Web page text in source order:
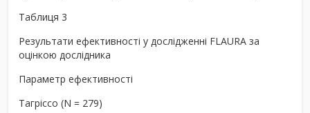
Таблиця 3
Результати ефективності у дослідженні FLAURA за
оцінкою дослідника
Параметр ефективності
Тагріссо (N = 279)